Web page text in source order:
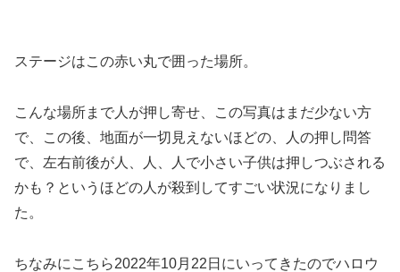
ステージはこの赤い丸で囲った場所。
こんな場所まで人が押し寄せ、この写真はまだ少ない方
で、この後、地面が一切見えないほどの、人の押し問答
で、左右前後が人、人、人で小さい子供は押しつぶされる
かも？というほどの人が殺到してすごい状況になりまし
た。
ちなみにこちら2022年10月22日にいってきたのでハロウ